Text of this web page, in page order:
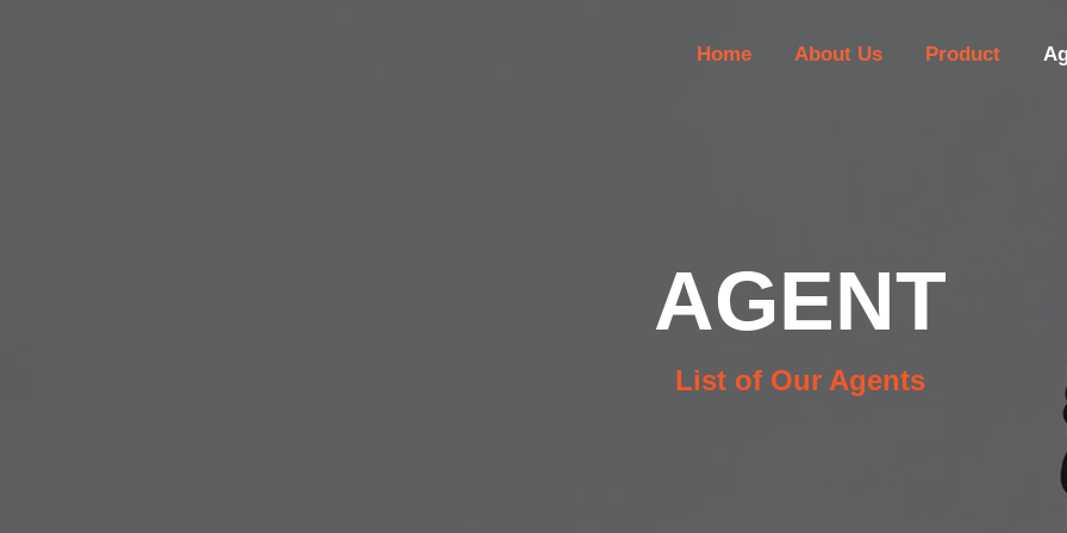
Home About Us Product
AGENT
List of Our Agents